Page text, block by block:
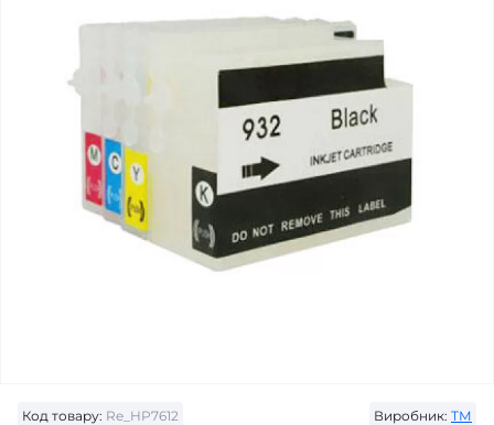
Код товару: Re_HP7612 Виробник: ТМ